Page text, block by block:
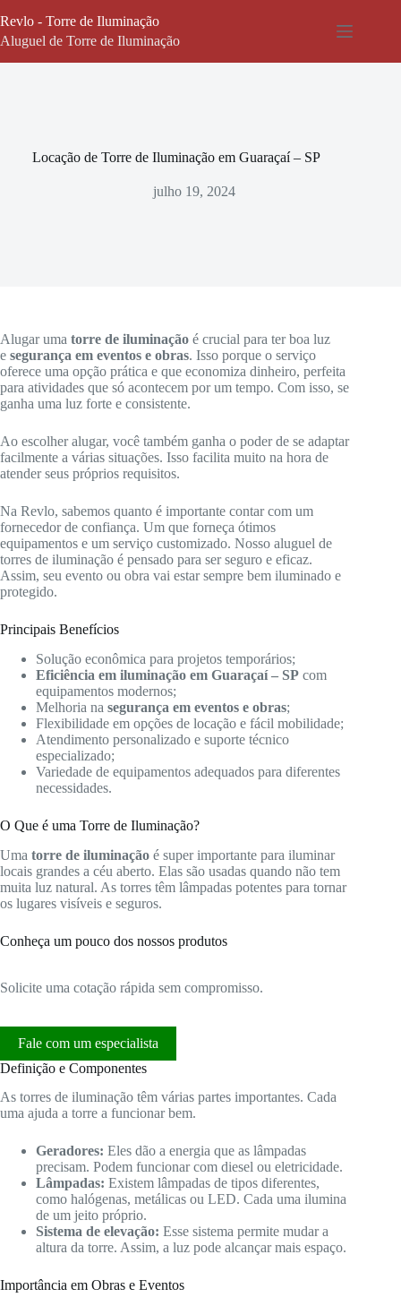
para
o
Revlo - Torre de Iluminação
Aluguel de Torre de Iluminação
Locação de Torre de Iluminação em Guaraçaí – SP
julho 19, 2024
Alugar uma torre de iluminação é crucial para ter boa luz
e segurança em eventos e obras. Isso porque o serviço
oferece uma opção prática e que economiza dinheiro, perfeita
para atividades que só acontecem por um tempo. Com isso, se
ganha uma luz forte e consistente.
Ao escolher alugar, você também ganha o poder de se adaptar
facilmente a várias situações. Isso facilita muito na hora de
atender seus próprios requisitos.
Na Revlo, sabemos quanto é importante contar com um
fornecedor de confiança. Um que forneça ótimos
equipamentos e um serviço customizado. Nosso aluguel de
torres de iluminação é pensado para ser seguro e eficaz.
Assim, seu evento ou obra vai estar sempre bem iluminado e
protegido.
Principais Benefícios
Solução econômica para projetos temporários;
Eficiência em iluminação em Guaraçaí – SP com
equipamentos modernos;
Melhoria na segurança em eventos e obras;
Flexibilidade em opções de locação e fácil mobilidade;
Atendimento personalizado e suporte técnico
especializado;
Variedade de equipamentos adequados para diferentes
necessidades.
O Que é uma Torre de Iluminação?
Uma torre de iluminação é super importante para iluminar
locais grandes a céu aberto. Elas são usadas quando não tem
muita luz natural. As torres têm lâmpadas potentes para tornar
os lugares visíveis e seguros.
Conheça um pouco dos nossos produtos
Solicite uma cotação rápida sem compromisso.
Fale com um especialista
Definição e Componentes
As torres de iluminação têm várias partes importantes. Cada
uma ajuda a torre a funcionar bem.
Geradores: Eles dão a energia que as lâmpadas
precisam. Podem funcionar com diesel ou eletricidade.
Lâmpadas: Existem lâmpadas de tipos diferentes,
como halógenas, metálicas ou LED. Cada uma ilumina
de um jeito próprio.
Sistema de elevação: Esse sistema permite mudar a
altura da torre. Assim, a luz pode alcançar mais espaço.
Importância em Obras e Eventos